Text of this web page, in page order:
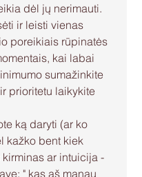
dėl jų nerimauti.
ir leisti vienas
poreikiais rūpinatės
kai labai
sumažinkite
prioritetu laikykite
ką daryti (ar ko
kažko bent kiek
ar intuicija -
" kas aš manau